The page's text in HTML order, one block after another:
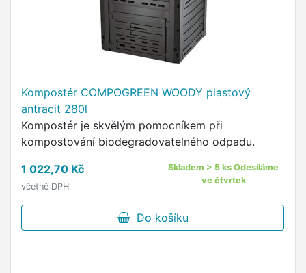
Kompostér COMPOGREEN WOODY plastový
antracit 280l
Kompostér je skvělým pomocníkem při
kompostování biodegradovatelného odpadu.
1 022,70 Kč
včetně DPH
Skladem > 5 ks Odesíláme
ve čtvrtek
Do košíku